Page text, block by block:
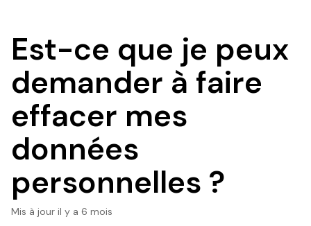
Est-ce que je peux
demander à faire
effacer mes
données
personnelles ?
Mis à jour il y a 6 mois